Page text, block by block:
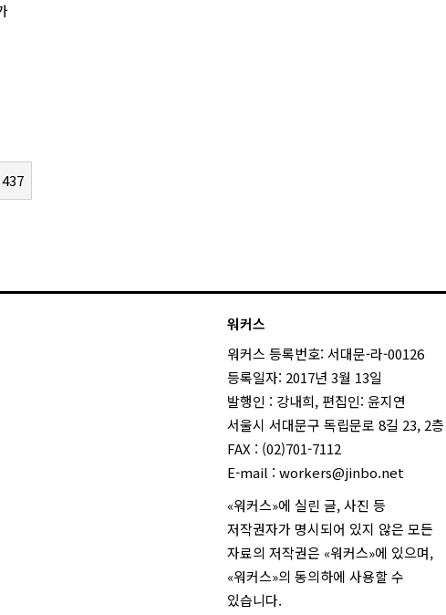
437
워커스
워커스 등록번호: 서대문-라-00126
등록일자: 2017년 3월 13일
발행인 : 강내희, 편집인: 윤지연
서울시 서대문구 독립문로 8길 23, 2층
FAX : (02)701-7112
E-mail : workers@jinbo.net
«워커스»에 실린 글, 사진 등
저작권자가 명시되어 있지 않은 모든
자료의 저작권은 «워커스»에 있으며,
«워커스»의 동의하에 사용할 수
있습니다.